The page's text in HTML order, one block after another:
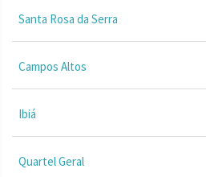
Santa Rosa da Serra
Campos Altos
Ibiá
Quartel Geral